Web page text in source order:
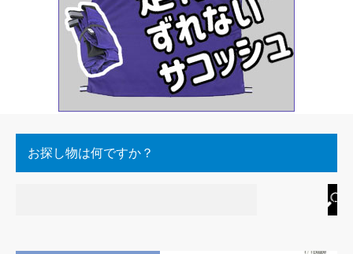
お探し物は何ですか？